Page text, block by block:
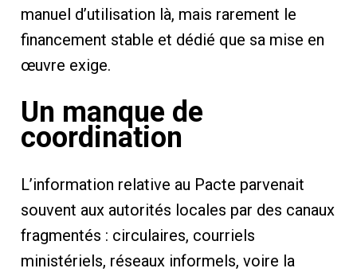
manuel d’utilisation là, mais rarement le
financement stable et dédié que sa mise en
œuvre exige.
Un manque de
coordination
L’information relative au Pacte parvenait
souvent aux autorités locales par des canaux
fragmentés : circulaires, courriels
ministériels, réseaux informels, voire la